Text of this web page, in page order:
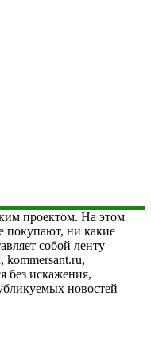
проектом. На этом
покупают, ни какие
собой ленту
kommersant.ru,
без искажения,
новостей